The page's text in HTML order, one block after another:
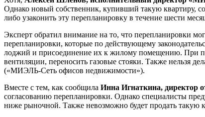
Однако новый собственник, купивший такую квартиру,
либо узаконить эту перепланировку в течение шести
Эксперт обратил внимание на то, что перепланировки
перепланировки, которые по действующему
лоджий и присоединение их к жилому помещению. При
вентиляции, переносить газовые стояки. Также нельзя
(«МИЭЛЬ-Сеть офисов недвижимости»).
Вместе с тем, как сообщила Инна Игнаткина, директор
согласованию перепланировки. Однако специалисты
ниже рыночной. Также невозможно будет продать такую